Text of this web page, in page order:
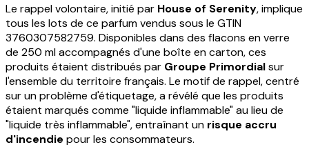
Le rappel volontaire, initié par House of Serenity, implique
tous les lots de ce parfum vendus sous le GTIN
3760307582759. Disponibles dans des flacons en verre
de 250 ml accompagnés d'une boîte en carton, ces
produits étaient distribués par Groupe Primordialsur
l'ensemble du territoire français. Le motif de rappel, centré
sur un problème d'étiquetage, a révélé que les produits
étaient marqués comme "liquide inflammable" au lieu de
"liquide très inflammable", entraînant un risque accru
d'incendie pour les consommateurs.